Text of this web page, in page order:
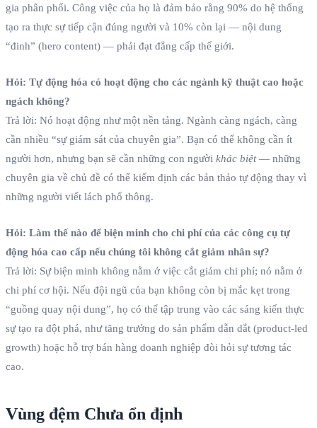
gia phân phối. Công việc của họ là đảm bảo rằng 90% do hệ thống
tạo ra thực sự tiếp cận đúng người và 10% còn lại — nội dung
“đinh” (hero content) — phải đạt đẳng cấp thế giới.
Hỏi: Tự động hóa có hoạt động cho các ngành kỹ thuật cao hoặc
ngách không?
Trả lời: Nó hoạt động như một nền tảng. Ngành càng ngách, càng
cần nhiều “sự giám sát của chuyên gia”. Bạn có thể không cần ít
người hơn, nhưng bạn sẽ cần những con người khác biệt— những
chuyên gia về chủ đề có thể kiểm định các bản thảo tự động thay vì
những người viết lách phổ thông.
Hỏi: Làm thế nào để biện minh cho chi phí của các công cụ tự
động hóa cao cấp nếu chúng tôi không cắt giảm nhân sự?
Trả lời: Sự biện minh không nằm ở việc cắt giảm chi phí; nó nằm ở
chi phí cơ hội. Nếu đội ngũ của bạn không còn bị mắc kẹt trong
“guồng quay nội dung”, họ có thể tập trung vào các sáng kiến thực
sự tạo ra đột phá, như tăng trưởng do sản phẩm dẫn dắt (product-led
growth) hoặc hỗ trợ bán hàng doanh nghiệp đòi hỏi sự tương tác
cao.
Vùng đệm Chưa ổn định